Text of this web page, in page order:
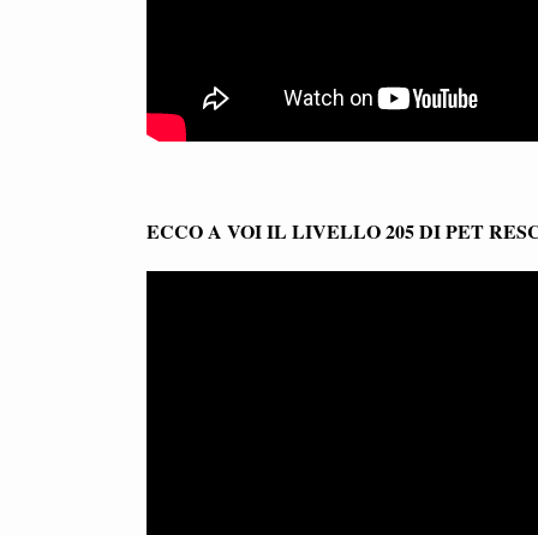
ECCO A VOI IL LIVELLO 205 DI PET